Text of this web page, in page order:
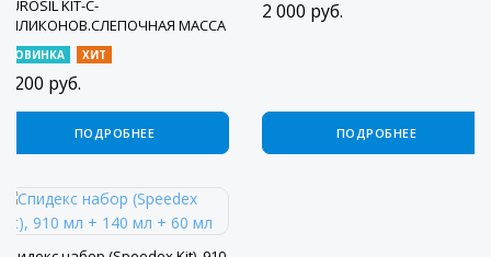
DUROSIL KIT-С-
СИЛИКОНОВ.СЛЕПОЧНАЯ МАССА
(900МЛ+140МЛ+60МЛ), PRESIDENT
DENTAL GERMANI
НОВИНКА ХИТ
3 200 руб.
ПОДРОБНЕЕ
2 000 руб.
ПОДРОБНЕЕ